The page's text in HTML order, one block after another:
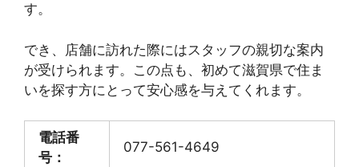
す。
でき、店舗に訪れた際にはスタッフの親切な案内
が受けられます。この点も、初めて滋賀県で住ま
いを探す方にとって安心感を与えてくれます。
電話番
号：
077-561-4649